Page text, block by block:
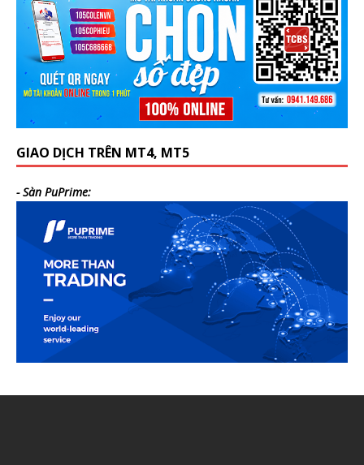
GIAO DỊCH TRÊN MT4, MT5
- Sàn PuPrime: